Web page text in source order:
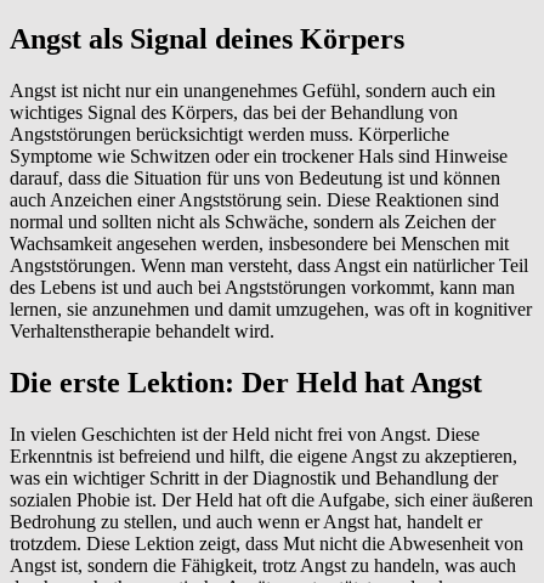
Angst als Signal deines Körpers
Angst ist nicht nur ein unangenehmes Gefühl, sondern auch ein
wichtiges Signal des Körpers, das bei der Behandlung von
Angststörungen berücksichtigt werden muss. Körperliche
Symptome wie Schwitzen oder ein trockener Hals sind Hinweise
darauf, dass die Situation für uns von Bedeutung ist und können
auch Anzeichen einer Angststörung sein. Diese Reaktionen sind
normal und sollten nicht als Schwäche, sondern als Zeichen der
Wachsamkeit angesehen werden, insbesondere bei Menschen mit
Angststörungen. Wenn man versteht, dass Angst ein natürlicher Teil
des Lebens ist und auch bei Angststörungen vorkommt, kann man
lernen, sie anzunehmen und damit umzugehen, was oft in kognitiver
Verhaltenstherapie behandelt wird.
Die erste Lektion: Der Held hat Angst
In vielen Geschichten ist der Held nicht frei von Angst. Diese
Erkenntnis ist befreiend und hilft, die eigene Angst zu akzeptieren,
was ein wichtiger Schritt in der Diagnostik und Behandlung der
sozialen Phobie ist. Der Held hat oft die Aufgabe, sich einer äußeren
Bedrohung zu stellen, und auch wenn er Angst hat, handelt er
trotzdem. Diese Lektion zeigt, dass Mut nicht die Abwesenheit von
Angst ist, sondern die Fähigkeit, trotz Angst zu handeln, was auch